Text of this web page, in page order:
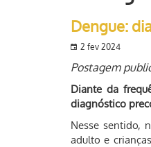
Dengue:
2 fev 2024
Postagem
Diante da
diagnóstico
Nesse sentido,
adulto e